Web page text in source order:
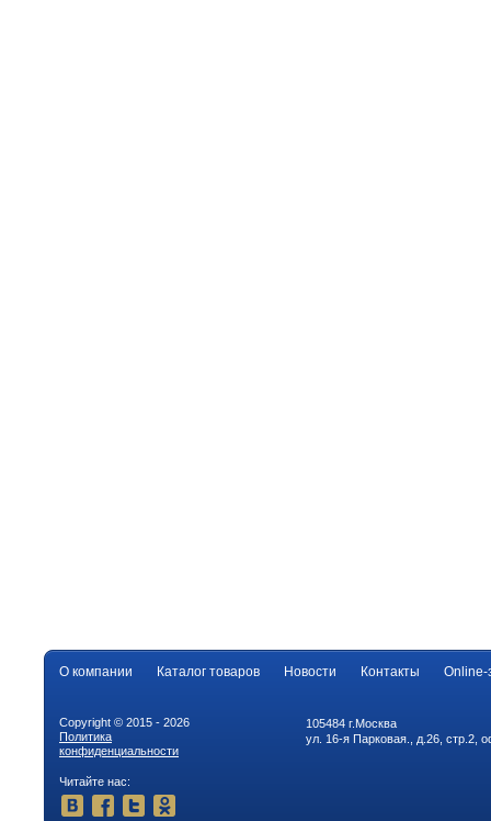
О компании Каталог товаров Новости Контакты Online-
Copyright © 2015 - 2026
Политика
конфиденциальности
Читайте нас:
105484 г.Москва
ул. 16-я Парковая., д.26, стр.2,